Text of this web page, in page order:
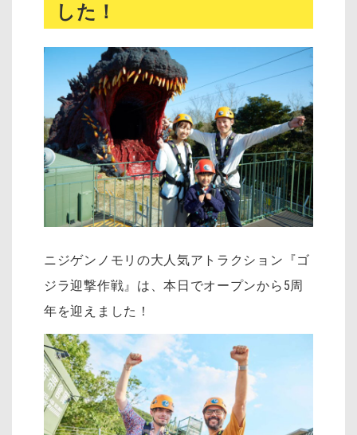
した！
ニジゲンノモリの大人気アトラクション『ゴ
ジラ迎撃作戦』は、本日でオープンから5周
年を迎えました！